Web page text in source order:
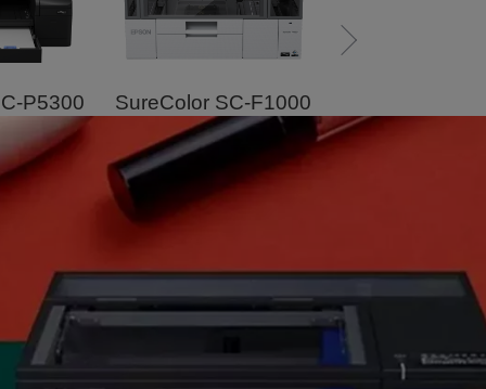
P5300 SureColor SC-F1000